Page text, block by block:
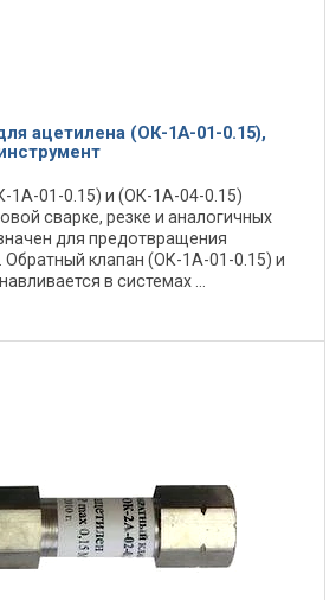
ацетилена (ОК-1А-01-0.15),
1А-01-0.15) и (ОК-1А-04-0.15)
сварке, резке и аналогичных
для предотвращения
Обратный клапан (ОК-1А-01-0.15) и
в системах ...